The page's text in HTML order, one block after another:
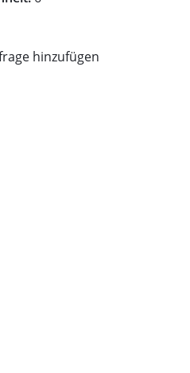
hinzufügen